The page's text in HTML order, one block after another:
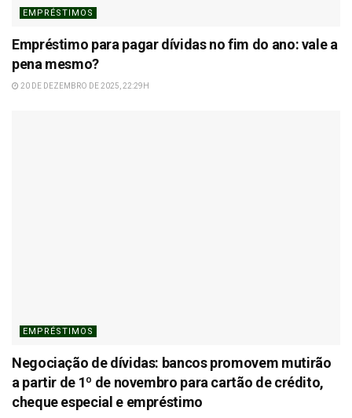
EMPRÉSTIMOS
Empréstimo para pagar dívidas no fim do ano: vale a
pena mesmo?
20 DE DEZEMBRO DE 2025, 22:29H
EMPRÉSTIMOS
Negociação de dívidas: bancos promovem mutirão
a partir de 1º de novembro para cartão de crédito,
cheque especial e empréstimo